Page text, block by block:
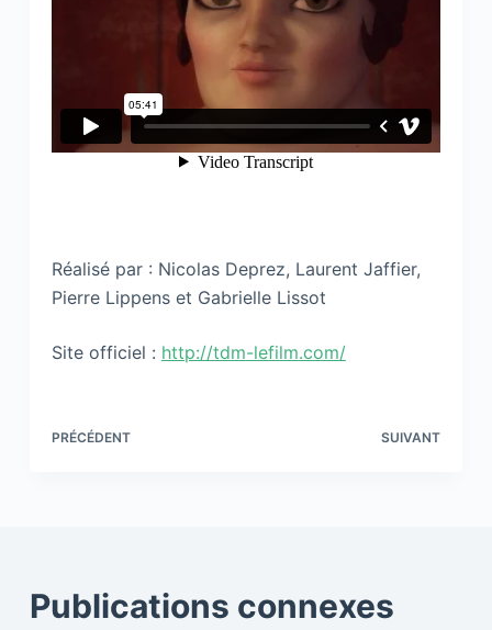
Réalisé par : Nicolas Deprez, Laurent Jaffier,
Pierre Lippens et Gabrielle Lissot
Site officiel : http://tdm-lefilm.com/
PRÉCÉDENT SUIVANT
Publications connexes